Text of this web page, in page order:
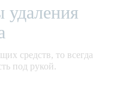
средств, то всегда
под рукой.